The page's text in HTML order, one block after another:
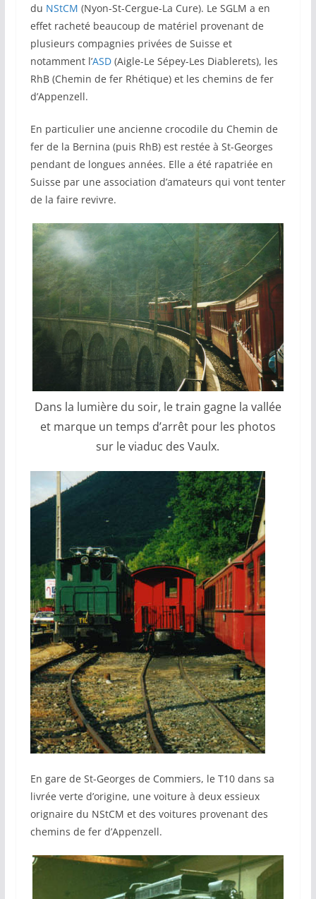
du NStCM (Nyon-St-Cergue-La Cure). Le SGLM a en
effet racheté beaucoup de matériel provenant de
plusieurs compagnies privées de Suisse et
notamment l’ASD(Aigle-Le Sépey-Les Diablerets), les
RhB (Chemin de fer Rhétique) et les chemins de fer
d’Appenzell.
En particulier une ancienne crocodile du Chemin de
fer de la Bernina (puis RhB) est restée à St-Georges
pendant de longues années. Elle a été rapatriée en
Suisse par une association d’amateurs qui vont tenter
de la faire revivre.
Dans la lumière du soir, le train gagne la vallée
et marque un temps d’arrêt pour les photos
sur le viaduc des Vaulx.
En gare de St-Georges de Commiers, le T10 dans sa
livrée verte d’origine, une voiture à deux essieux
orignaire du NStCM et des voitures provenant des
chemins de fer d’Appenzell.